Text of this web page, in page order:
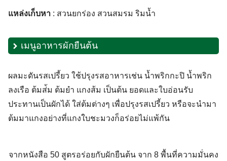
แหล่งเก็บหา : สวนยกร่อง สวนสมรม ริมน้ำ
เมนูอาหารผักยืนต้น
ผลมะดันรสเปรี้ยว ใช้ปรุงรสอาหารเช่น น้ำพริกกะปิ น้ำพริก
ลงเรือ ต้มส่้ม ต้มยำ แกงส้ม เป็นต้น ยอดและใบอ่อนรับ
ประทานเป็นผักได้ ใส่ต้มต่างๆ เพื่อปรุงรสเปรี้ยว หรือจะนำมา
ต้มมาแกงอย่างที่แกงใบชะมวงก็อร่อยไม่แพ้กัน
จากหนังสือ 50 สูตรอร่อยกับผักยืนต้น จาก 8 พื้นที่ความมั่นคง